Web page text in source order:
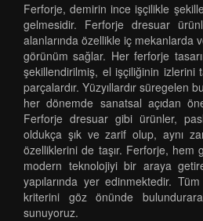
Ferforje, demirin ince işçilikle
gelmesidir. Ferforje dresuar
alanlarında özellikle iç mekanlarda
görünüm sağlar. Her ferforje
şekillendirilmiş, el işçiliğinin izlerini
parçalardır. Yüzyıllardır süregelen
her dönemde sanatsal açıdan
Ferforje dresuar gibi ürünler,
oldukça şık ve zarif olup, aynı
özelliklerini de taşır. Ferforje, hem
modern teknolojiyi bir araya
yapılarında yer edinmektedir.
kriterini göz önünde
sunuyoruz.